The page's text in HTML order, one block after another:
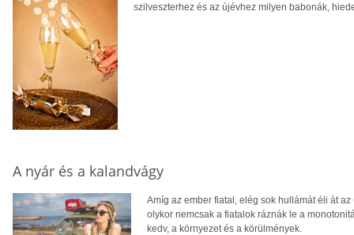
szilveszterhez és az újévhez milyen babonák,
A nyár és a kalandvágy
Amíg az ember fiatal, elég sok hullámát éli át
olykor nemcsak a fiatalok ráznák le a
kedv, a környezet és a körülmények.